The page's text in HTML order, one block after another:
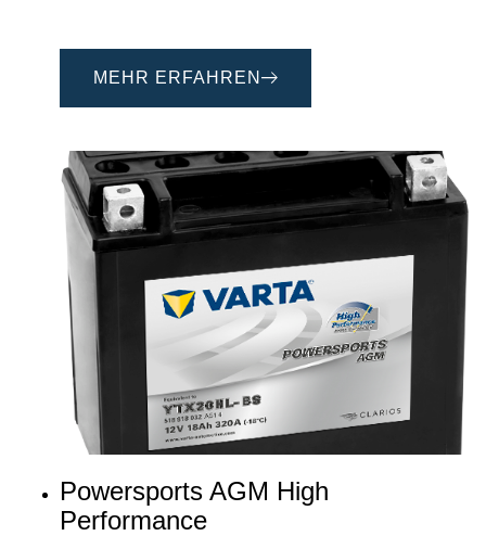
MEHR ERFAHREN
Powersports AGM High
Performance